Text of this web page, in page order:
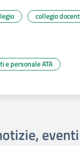
collegio
e personale ATA